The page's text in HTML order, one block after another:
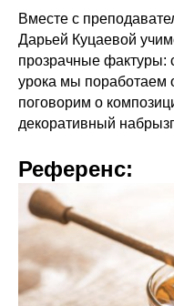
Вместе с
Дарьей Куцаевой
прозрачные фактуры:
урока мы поработаем
поговорим о
декоративный
Референс: